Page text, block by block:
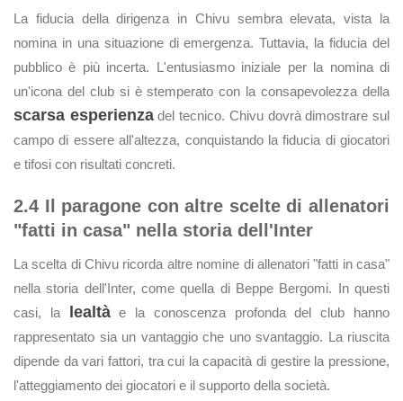
La fiducia della dirigenza in Chivu sembra elevata, vista la
nomina in una situazione di emergenza. Tuttavia, la fiducia del
pubblico è più incerta. L'entusiasmo iniziale per la nomina di
un'icona del club si è stemperato con la consapevolezza della
scarsa esperienzadel tecnico. Chivu dovrà dimostrare sul
campo di essere all'altezza, conquistando la fiducia di giocatori
e tifosi con risultati concreti.
2.4 Il paragone con altre scelte di allenatori
"fatti in casa" nella storia dell'Inter
La scelta di Chivu ricorda altre nomine di allenatori "fatti in casa"
nella storia dell'Inter, come quella di Beppe Bergomi. In questi
casi, la
lealtàe la conoscenza profonda del club hanno
rappresentato sia un vantaggio che uno svantaggio. La riuscita
dipende da vari fattori, tra cui la capacità di gestire la pressione,
l'atteggiamento dei giocatori e il supporto della società.